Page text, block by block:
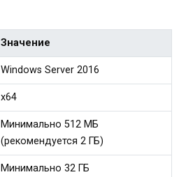
Значение
Windows Server 2016
x64
Минимально 512 МБ
(рекомендуется 2 ГБ)
Минимально 32 ГБ